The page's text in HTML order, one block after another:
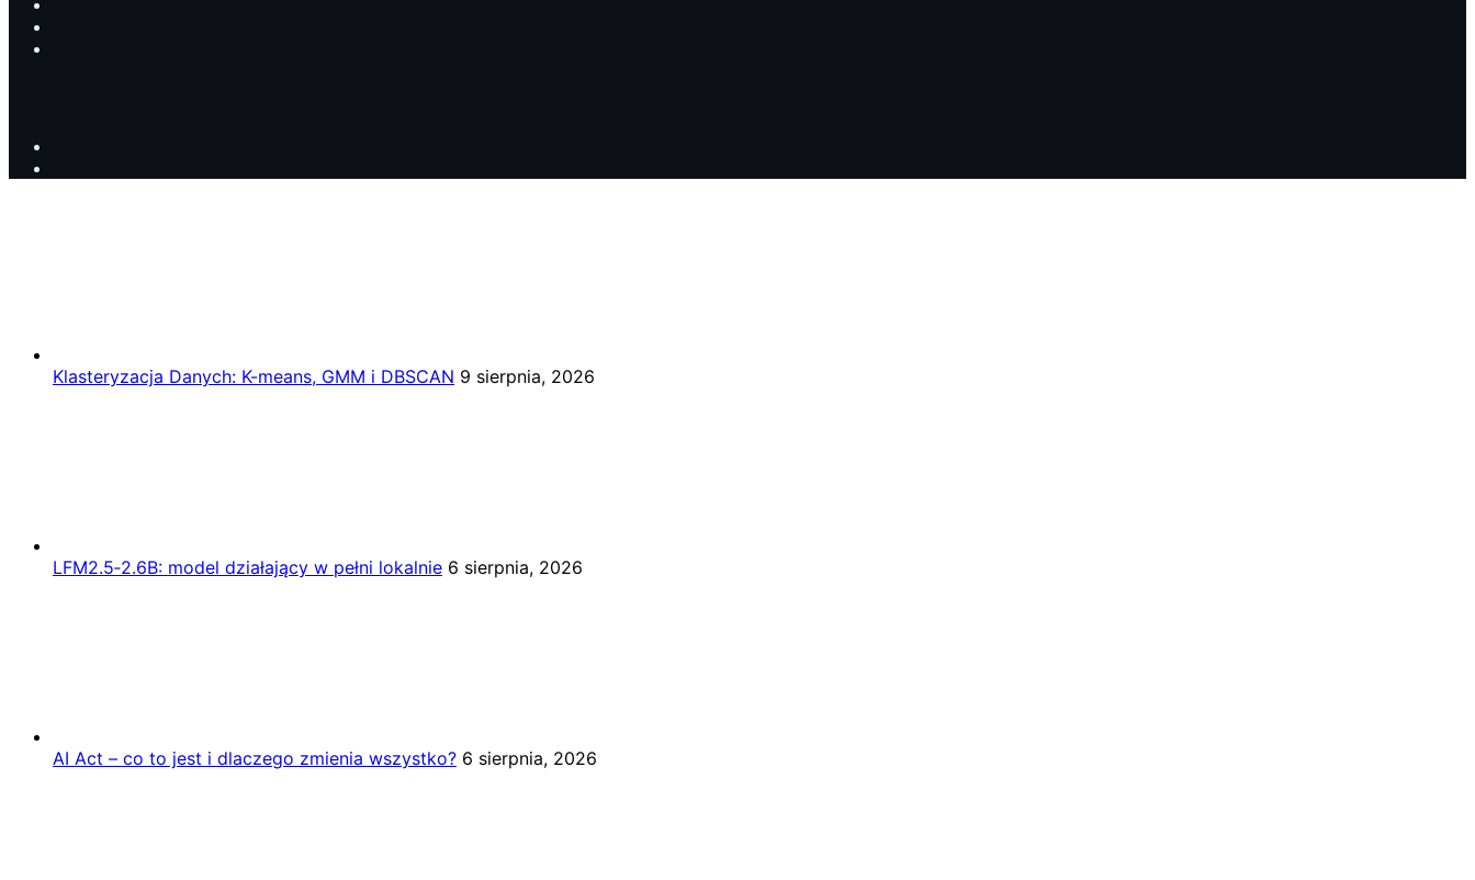
Klasteryzacja Danych: K-means, GMM i DBSCAN 9 sierpnia, 2026
LFM2.5‑2.6B: model działający w pełni lokalnie 6 sierpnia, 2026
AI Act – co to jest i dlaczego zmienia wszystko? 6 sierpnia, 2026